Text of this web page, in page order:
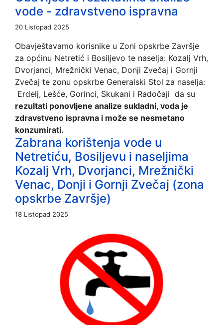
vode - zdravstveno ispravna
20 Listopad 2025
Obavještavamo korisnike u Zoni opskrbe Završje
za općinu Netretić i Bosiljevo te naselja: Kozalj Vrh,
Dvorjanci, Mrežnički Venac, Donji Zvečaj i Gornji
Zvečaj te zonu opskrbe Generalski Stol za naselja:
Erdelj, Lešće, Gorinci, Skukani i Radočaji da su
rezultati ponovljene analize sukladni, voda je
zdravstveno ispravna i može se nesmetano
konzumirati.
Zabrana korištenja vode u
Netretiću, Bosiljevu i naseljima
Kozalj Vrh, Dvorjanci, Mrežnički
Venac, Donji i Gornji Zvečaj (zona
opskrbe Završje)
18 Listopad 2025